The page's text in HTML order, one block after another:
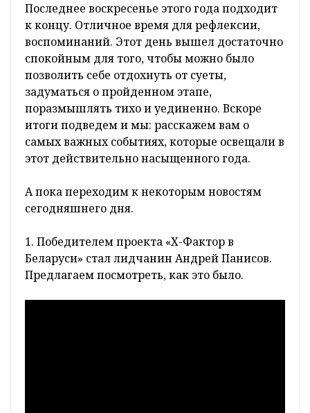
Последнее воскресенье этого года подходит
к концу. Отличное время для рефлексии,
воспоминаний. Этот день вышел достаточно
спокойным для того, чтобы можно было
позволить себе отдохнуть от суеты,
задуматься о пройденном этапе,
поразмышлять тихо и уединенно. Вскоре
итоги подведем и мы: расскажем вам о
самых важных событиях, которые освещали в
этот действительно насыщенного года.
А пока переходим к некоторым новостям
сегодняшнего дня.
1. Победителем проекта «Х-Фактор в
Беларуси» стал лидчанин Андрей Панисов.
Предлагаем посмотреть, как это было.